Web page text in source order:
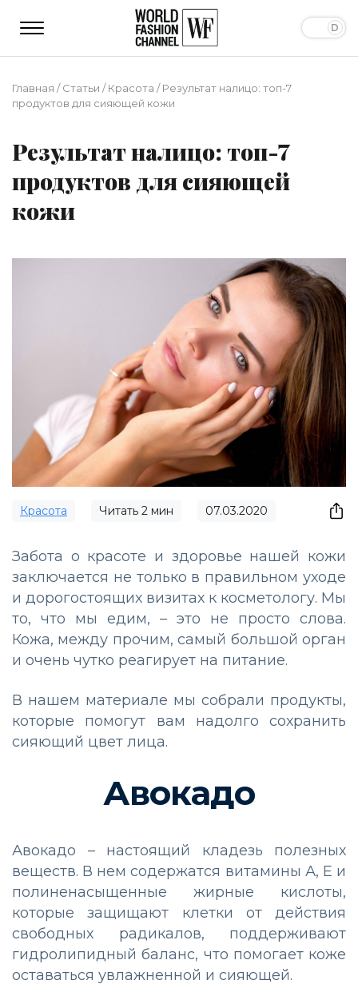
Главная /Статьи /Красота /Результат налицо: топ-7
продуктов для сияющей кожи
Результат налицо: топ-7
продуктов для сияющей
кожи
Красота Читать 2 мин 07.03.2020
Забота о красоте и здоровье нашей кожи
заключается не только в правильном уходе
и дорогостоящих визитах к косметологу. Мы
то, что мы едим, – это не просто слова.
Кожа, между прочим, самый большой орган
и очень чутко реагирует на питание.
В нашем материале мы собрали продукты,
которые помогут вам надолго сохранить
сияющий цвет лица.
Авокадо
Авокадо – настоящий кладезь полезных
веществ. В нем содержатся витамины А, Е и
полиненасыщенные жирные кислоты,
которые защищают клетки от действия
свободных радикалов, поддерживают
гидролипидный баланс, что помогает коже
оставаться увлажненной и сияющей.